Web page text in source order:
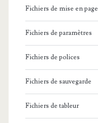
Fichiers de mise en page
Fichiers de paramètres
Fichiers de polices
Fichiers de sauvegarde
Fichiers de tableur